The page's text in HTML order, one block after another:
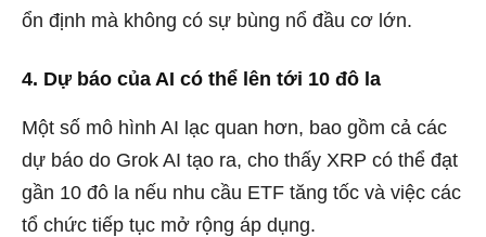
ổn định mà không có sự bùng nổ đầu cơ lớn.
4. Dự báo của AI có thể lên tới 10 đô la
Một số mô hình AI lạc quan hơn, bao gồm cả các
dự báo do Grok AI tạo ra, cho thấy XRP có thể đạt
gần 10 đô la nếu nhu cầu ETF tăng tốc và việc các
tổ chức tiếp tục mở rộng áp dụng.